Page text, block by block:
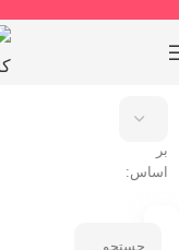
بر
اساس: